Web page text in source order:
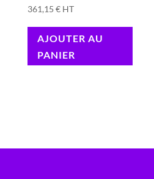
361,15 € HT
AJOUTER AU
PANIER